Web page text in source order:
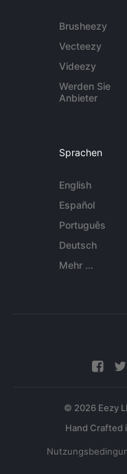
Brusheezy
Vecteezy
Videezy
Werden Sie
Anbieter
Sprachen
English
Español
Português
Deutsch
Mehr ...
© 2026 Eezy